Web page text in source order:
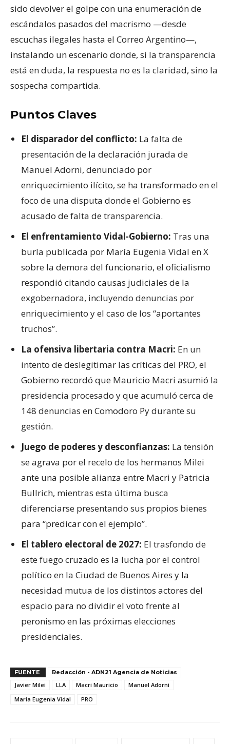
sido devolver el golpe con una enumeración de
escándalos pasados del macrismo —desde
escuchas ilegales hasta el Correo Argentino—,
instalando un escenario donde, si la transparencia
está en duda, la respuesta no es la claridad, sino la
sospecha compartida.
Puntos Claves
El disparador del conflicto: La falta de
presentación de la declaración jurada de
Manuel Adorni, denunciado por
enriquecimiento ilícito, se ha transformado en el
foco de una disputa donde el Gobierno es
acusado de falta de transparencia.
El enfrentamiento Vidal-Gobierno: Tras una
burla publicada por María Eugenia Vidal en X
sobre la demora del funcionario, el oficialismo
respondió citando causas judiciales de la
exgobernadora, incluyendo denuncias por
enriquecimiento y el caso de los “aportantes
truchos”.
La ofensiva libertaria contra Macri: En un
intento de deslegitimar las críticas del PRO, el
Gobierno recordó que Mauricio Macri asumió la
presidencia procesado y que acumuló cerca de
148 denuncias en Comodoro Py durante su
gestión.
Juego de poderes y desconfianzas: La tensión
se agrava por el recelo de los hermanos Milei
ante una posible alianza entre Macri y Patricia
Bullrich, mientras esta última busca
diferenciarse presentando sus propios bienes
para “predicar con el ejemplo”.
El tablero electoral de 2027: El trasfondo de
este fuego cruzado es la lucha por el control
político en la Ciudad de Buenos Aires y la
necesidad mutua de los distintos actores del
espacio para no dividir el voto frente al
peronismo en las próximas elecciones
presidenciales.
FUENTE Redacción - ADN21 Agencia de Noticias
Javier Milei LLA Macri Mauricio
Manuel Adorni
Maria Eugenia Vidal
PRO